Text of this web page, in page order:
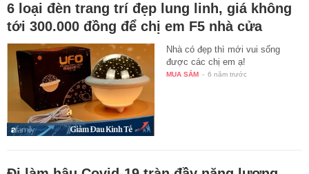
6 loại đèn trang trí đẹp lung linh, giá không
tới 300.000 đồng để chị em F5 nhà cửa
Nhà có đẹp thì mới vui sống
được các chị em ạ!
MUA SẮM - 6 năm trước